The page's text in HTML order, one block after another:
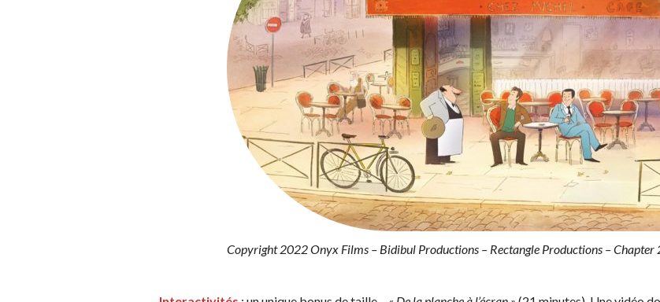
Copyright 2022 Onyx Films – Bidibul Productions – Rectangle Productions – Chapter